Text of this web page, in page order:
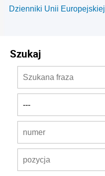
Dzienniki Unii Europejskiej
Szukaj